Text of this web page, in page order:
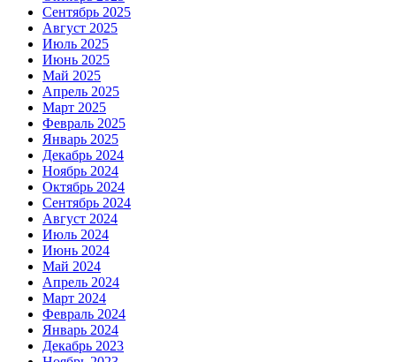
Сентябрь 2025
Август 2025
Июль 2025
Июнь 2025
Май 2025
Апрель 2025
Март 2025
Февраль 2025
Январь 2025
Декабрь 2024
Ноябрь 2024
Октябрь 2024
Сентябрь 2024
Август 2024
Июль 2024
Июнь 2024
Май 2024
Апрель 2024
Март 2024
Февраль 2024
Январь 2024
Декабрь 2023